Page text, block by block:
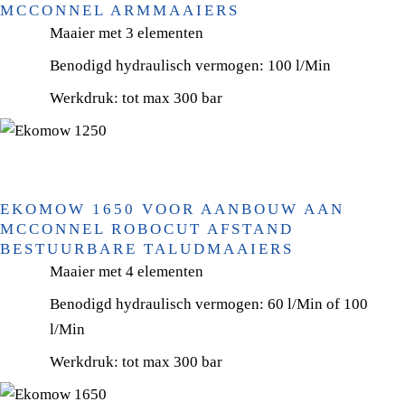
MCCONNEL ARMMAAIERS
Maaier met 3 elementen
Benodigd hydraulisch vermogen: 100 l/Min
Werkdruk: tot max 300 bar
EKOMOW 1650 VOOR AANBOUW AAN
MCCONNEL ROBOCUT AFSTAND
BESTUURBARE TALUDMAAIERS
Maaier met 4 elementen
Benodigd hydraulisch vermogen: 60 l/Min of 100
l/Min
Werkdruk: tot max 300 bar